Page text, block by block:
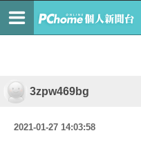
3zpw469bg
2021-01-27 14:03:58